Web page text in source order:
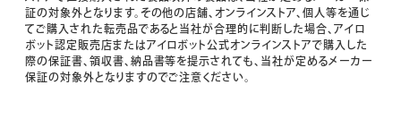
証の対象外となります。その他の店舗、オンラインストア、個人等を通じ
てご購入された転売品であると当社が合理的に判断した場合、アイロ
ボット認定販売店またはアイロボット公式オンラインストアで購入した
際の保証書、領収書、納品書等を提示されても、当社が定めるメーカー
保証の対象外となりますのでご注意ください。